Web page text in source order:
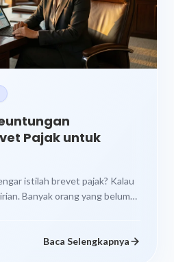
Pajak untuk
istilah brevet pajak? Kalau
Banyak orang yang belum
Baca Selengkapnya